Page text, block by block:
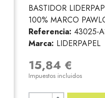
BASTIDOR
100% MARCO
Referencia: 43025-
Marca: LIDERPAPEL
15,84 €
Impuestos incluidos